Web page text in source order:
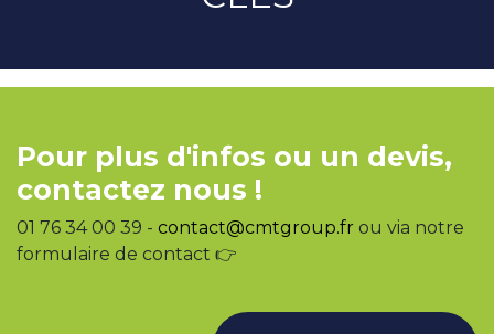
Pour plus d'infos ou un devis,
contactez nous !
01 76 34 00 39 - contact@cmtgroup.fr ou via notre
formulaire de contact 👉